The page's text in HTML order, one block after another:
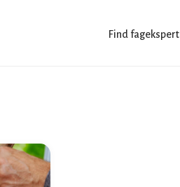
Find fagekspert